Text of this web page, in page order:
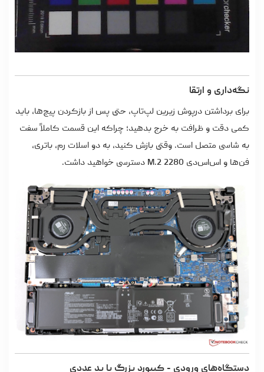
نگه‌داری و ارتقا
برای برداشتن درپوش زیرین لپ‌تاپ، حتی پس از بازکردن پیچ‌ها، باید
کمی دقت و ظرافت به خرج بدهید؛ چراکه این قسمت کاملاً سفت
به شاسی متصل است. وقتی بازش کنید، به دو اسلات رم، باتری،
فن‌ها و اس‌اس‌دی M.2 2280 دسترسی خواهید داشت.
دستگاه‌های ورودی - کیبورد بزرگ با پد عددی